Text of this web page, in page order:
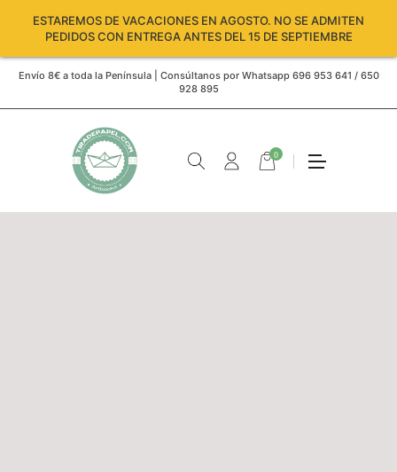
ESTAREMOS DE VACACIONES EN AGOSTO. NO SE ADMITEN
PEDIDOS CON ENTREGA ANTES DEL 15 DE SEPTIEMBRE
Envío 8€ a toda la Península | Consúltanos por Whatsapp 696 953 641 / 650
928 895
0